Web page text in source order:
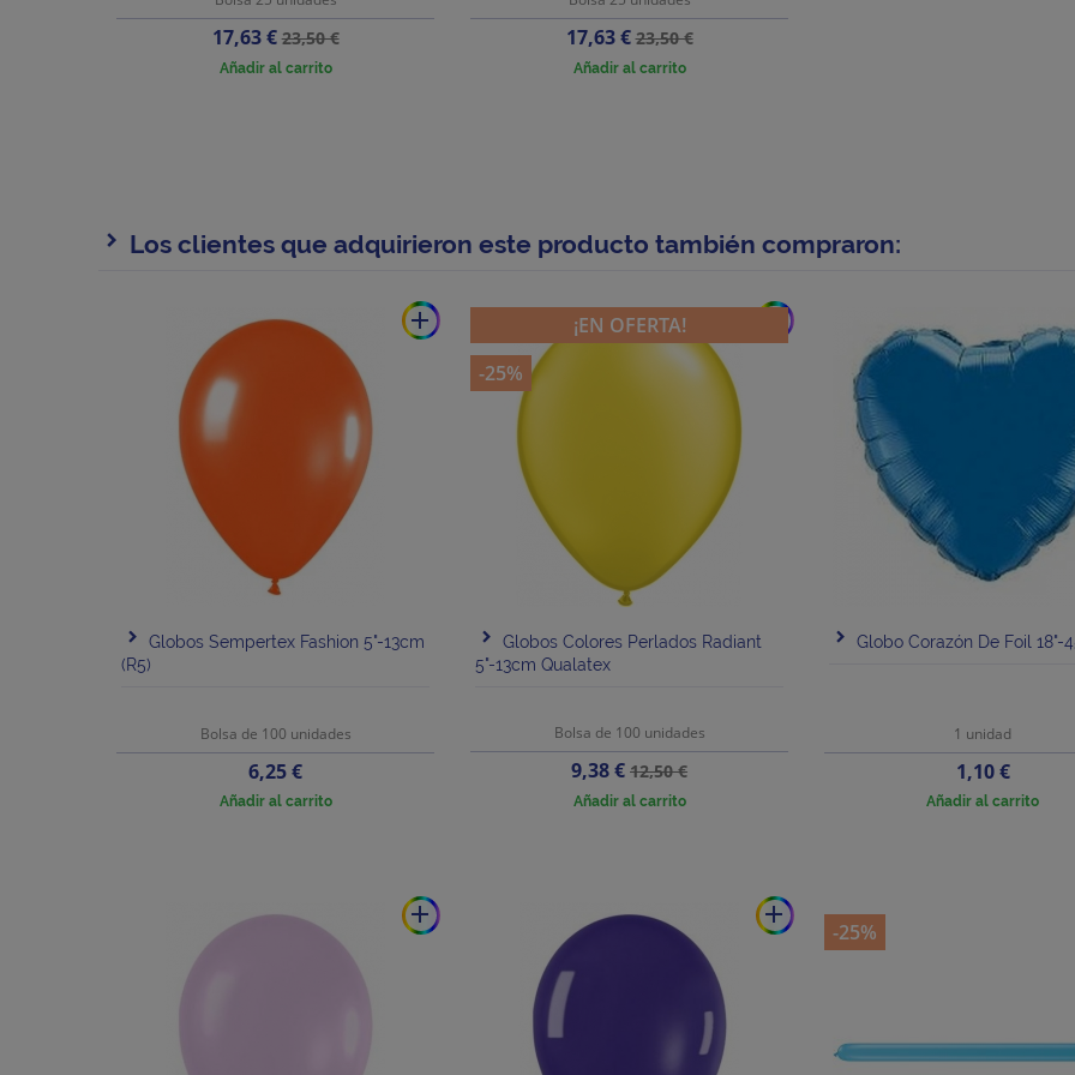
Precio
17,63 €Precio
base
23,50 €
Añadir al carrito
Precio
17,63 €Precio
base
23,50 €
Añadir al carrito
Los clientes que adquirieron este producto también compraron:
add
Globos Sempertex Fashion 5"-13cm
(R5)
Bolsa de 100 unidades
Precio
6,25 €
Añadir al carrito
add
Globos Colores Perlados Radiant
5"-13cm Qualatex
Bolsa de 100 unidades
Precio
9,38 €Precio
base
12,50 €
Añadir al carrito
¡EN OFERTA!
-25%
Globo Corazón De Foil 18"-
1 unidad
Precio
1,10 €
Añadir al carrito
add add
-25%